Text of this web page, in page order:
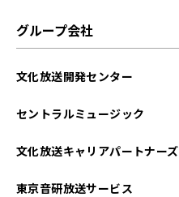
グループ会社
文化放送開発センター
セントラルミュージック
文化放送キャリアパートナーズ
東京音研放送サービス